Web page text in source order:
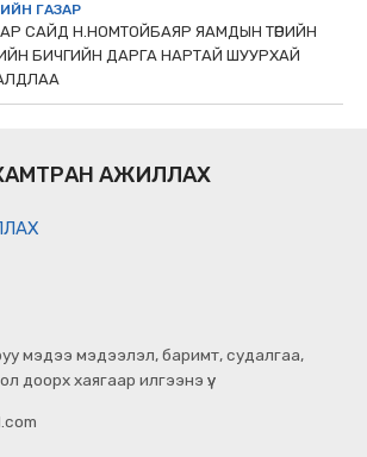
ГАЗАР
САЙД Н.НОМТОЙБАЯР ЯАМДЫН ТӨРИЙН
БИЧГИЙН ДАРГА НАРТАЙ ШУУРХАЙ
АЖИЛЛАХ
мэдээ мэдээлэл, баримт, судалгаа,
доорх хаягаар илгээнэ үү.